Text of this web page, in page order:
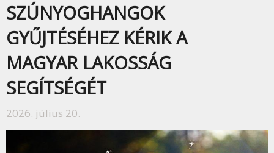
SZÚNYOGHANGOK
GYŰJTÉSÉHEZ KÉRIK A
MAGYAR LAKOSSÁG
SEGÍTSÉGÉT
2026. július 20.